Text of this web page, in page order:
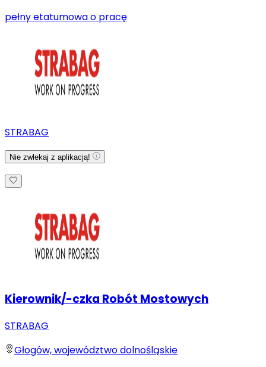
pełny etatumowa o pracę
STRABAG
Nie zwlekaj z aplikacją!
Kierownik/-czka Robót Mostowych
STRABAG
Głogów, województwo dolnośląskie